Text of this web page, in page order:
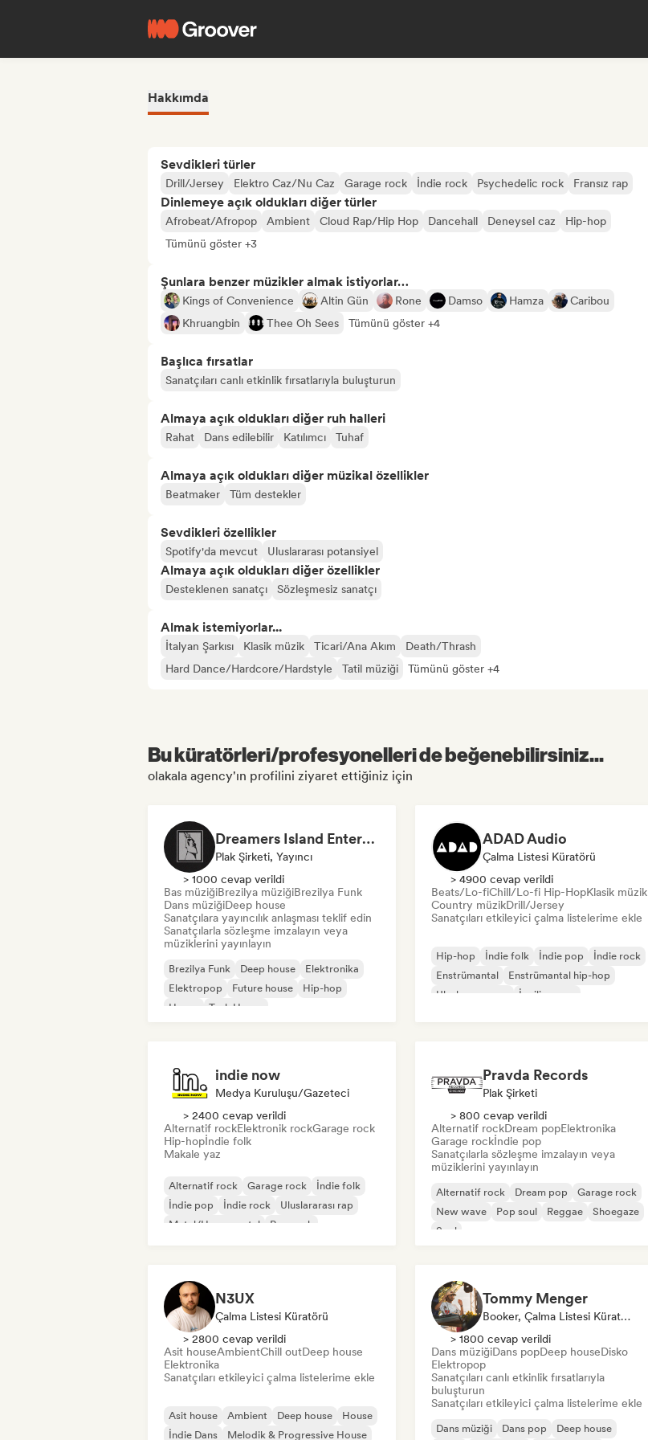
Hakkımda
Sevdikleri türler
Drill/Jersey Elektro Caz/Nu Caz Garage rock İndie rock Psychedelic rock Fransız rap
Dinlemeye açık oldukları diğer türler
Afrobeat/Afropop Ambient Cloud Rap/Hip Hop Dancehall Deneysel caz
Hip-hop
Tümünü göster +3
Şunlara benzer müzikler almak istiyorlar…
Kings of Convenience Altin Gün Rone Damso Hamza
Caribou
Khruangbin
Thee Oh Sees Tümünü göster +4
Başlıca fırsatlar
Sanatçıları canlı etkinlik fırsatlarıyla buluşturun
Almaya açık oldukları diğer ruh halleri
Rahat Dans edilebilir Katılımcı Tuhaf
Almaya açık oldukları diğer müzikal özellikler
Beatmaker Tüm destekler
Sevdikleri özellikler
Spotify'da mevcut Uluslararası potansiyel
Almaya açık oldukları diğer özellikler
Desteklenen sanatçı Sözleşmesiz sanatçı
Almak istemiyorlar...
İtalyan Şarkısı Klasik müzik Ticari/Ana Akım
Death/Thrash
Hard Dance/Hardcore/Hardstyle
Tatil müziği Tümünü göster +4
Bu küratörleri/profesyonelleri de beğenebilirsiniz...
olakala agency'ın profilini ziyaret ettiğiniz için
Dreamers Island Entertainment
Plak Şirketi, Yayıncı
> 1000 cevap verildi
Bas müziğiBrezilya müziğiBrezilya Funk
Dans müziğiDeep house
Sanatçılara yayıncılık anlaşması teklif edin
Sanatçılarla sözleşme imzalayın veya
müziklerini yayınlayın
Brezilya Funk Deep house
Elektronika
Elektropop
Future house
Hip-hop
House
Tech House
ADAD Audio
Çalma Listesi Küratörü
> 4900 cevap verildi
Beats/Lo-fiChill/Lo-fi Hip-HopKlasik müzik
Country müzikDrill/Jersey
Sanatçıları etkileyici çalma listelerime ekle
Hip-hop İndie folk İndie pop
İndie rock
Enstrümantal
Enstrümantal hip-hop
Uluslararası rap
İngilizce rap
indie now
Medya Kuruluşu/Gazeteci
> 2400 cevap verildi
Alternatif rockElektronik rockGarage rock
Hip-hopİndie folk
Makale yaz
Alternatif rock Garage rock
İndie folk
İndie pop
İndie rock
Uluslararası rap
Metal/Heavy metal
Pop rock
Pravda Records
Plak Şirketi
> 800 cevap verildi
Alternatif rockDream popElektronika
Garage rockİndie pop
Sanatçılarla sözleşme imzalayın veya
müziklerini yayınlayın
Alternatif rock Dream pop
Garage rock
New wave
Pop soul Reggae
Shoegaze
Soul
N3UX
Çalma Listesi Küratörü
> 2800 cevap verildi
Asit houseAmbientChill outDeep house
Elektronika
Sanatçıları etkileyici çalma listelerime ekle
Asit house Ambient Deep house
House
İndie Dans
Melodik & Progressive House
Tommy Menger
Booker, Çalma Listesi Küratörü
> 1800 cevap verildi
Dans müziğiDans popDeep houseDisko
Elektropop
Sanatçıları canlı etkinlik fırsatlarıyla
buluşturun
Sanatçıları etkileyici çalma listelerime ekle
Dans müziği Dans pop Deep house